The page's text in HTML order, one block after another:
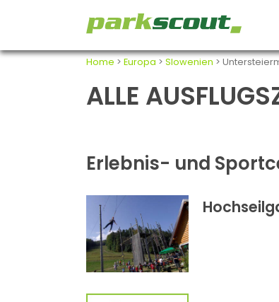
Home > Europa > Slowenien >
ALLE
Erlebnis- und